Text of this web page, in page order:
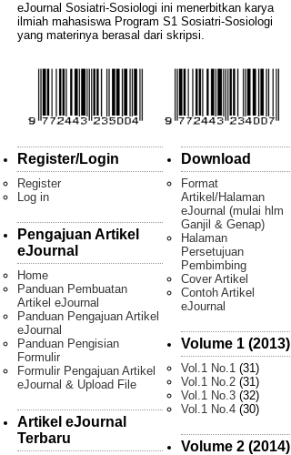
eJournal Sosiatri-Sosiologi ini menerbitkan karya
ilmiah mahasiswa Program S1 Sosiatri-Sosiologi
yang materinya berasal dari skripsi.
Register/Login
Register
Log in
Pengajuan Artikel
eJournal
Home
Panduan Pembuatan
Artikel eJournal
Panduan Pengajuan Artikel
eJournal
Panduan Pengisian
Formulir
Formulir Pengajuan Artikel
eJournal & Upload File
Artikel eJournal
Terbaru
Download
Format
Artikel/Halaman
eJournal (mulai hlm
Ganjil & Genap)
Halaman
Persetujuan
Pembimbing
Cover Artikel
Contoh Artikel
eJournal
Volume 1 (2013)
Vol.1 No.1 (31)
Vol.1 No.2 (31)
Vol.1 No.3 (32)
Vol.1 No.4 (30)
Volume 2 (2014)